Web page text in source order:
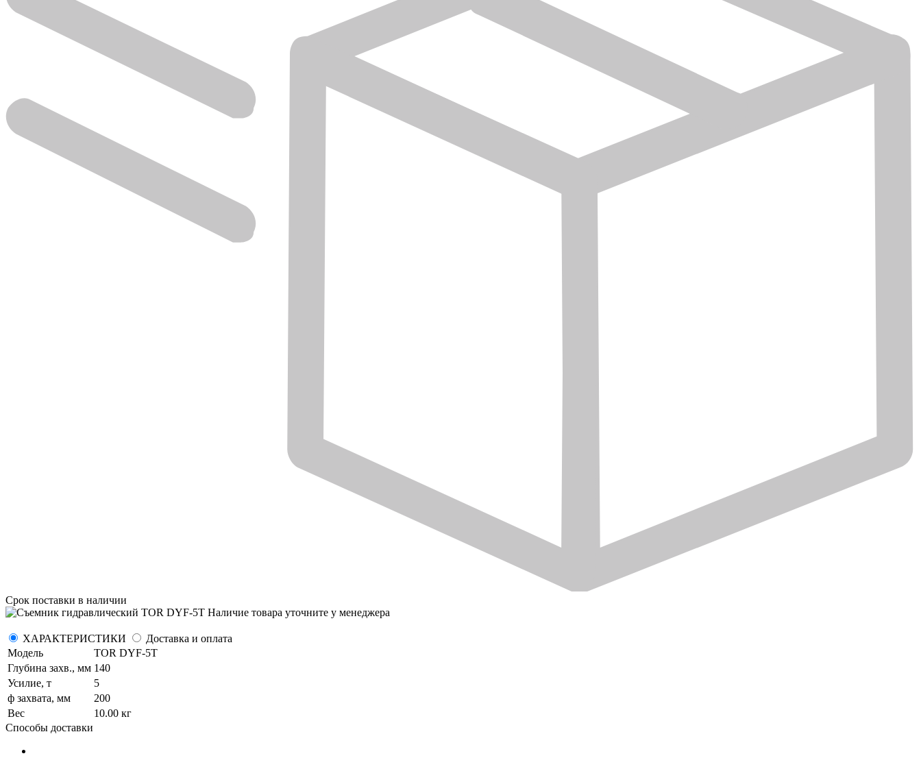
Срок поставки в наличии
Наличие товара уточните у менеджера
ХАРАКТЕРИСТИКИ
Доставка и оплата
Модель
TOR DYF-5T
Глубина захв., мм 140
Усилие, т
5
ф захвата, мм
200
Вес
10.00 кг
Способы доставки